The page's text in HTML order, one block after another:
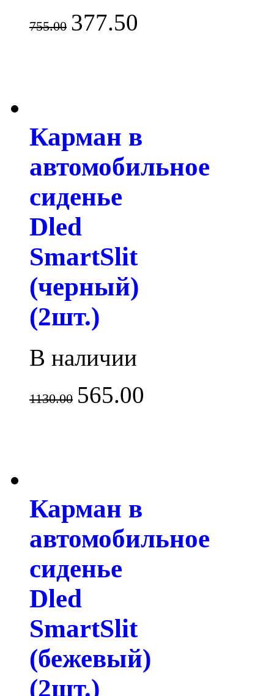
755.00 377.50
Карман в
автомобильное
сиденье
Dled
SmartSlit
(черный)
(2шт.)
В наличии
1130.00 565.00
Карман в
автомобильное
сиденье
Dled
SmartSlit
(бежевый)
(2шт.)